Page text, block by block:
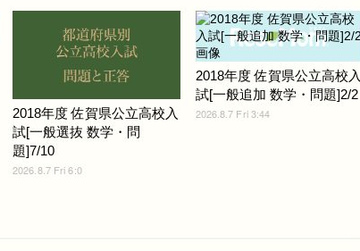
2018年度 佐賀県公立高校入
試[一般選抜 数学・問
題]7/10
2026.8.7 Fri 6:0
2018年度 佐賀県公立高校入
試[一般追加 数学・問題]2/2
2026.8.7 Fri 3:44